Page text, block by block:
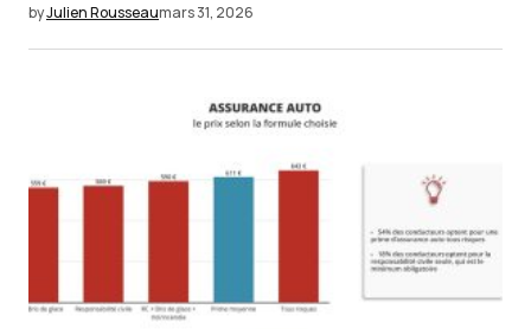
byJulien Rousseaumars 31, 2026